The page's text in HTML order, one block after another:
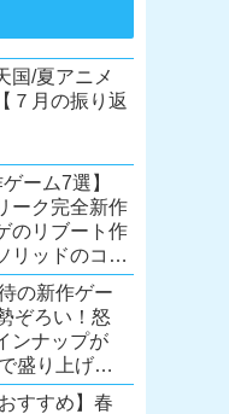
国/夏アニメ
７月の振り返
ーム7選】
ーク完全新作
のリブート作
リッドのコレ
夏休みを盛
大集合！
】
の新作ゲー
ぞろい！怒
ンナップが
盛り上げ
Xbox/PC】
すすめ】春